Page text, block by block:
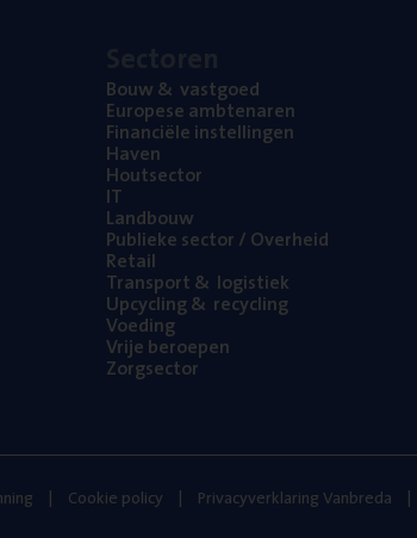
Bouw& vastgoed
Euro­pe­se ambtenaren
Finan­ci­ë­le instellingen
Haven
Hout­sec­tor
IT
Land­bouw
Publie­ke sec­tor / Overheid
Retail
Trans­port& logistiek
Upcy­cling& recycling
Voe­ding
Vrije beroe­pen
Zorg­sec­tor
Cookie policy Privacyverklaring Vanbreda